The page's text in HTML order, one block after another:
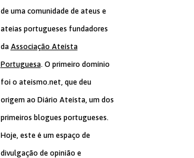
de uma comunidade de ateus e
ateias portugueses fundadores
da Associação Ateísta
Portuguesa. O primeiro domínio
foi o ateismo.net, que deu
origem ao Diário Ateísta, um dos
primeiros blogues portugueses.
Hoje, este é um espaço de
divulgação de opinião e